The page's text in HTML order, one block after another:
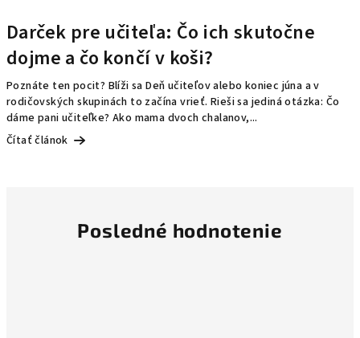
Darček pre učiteľa: Čo ich skutočne
dojme a čo končí v koši?
Poznáte ten pocit? Blíži sa Deň učiteľov alebo koniec júna a v
rodičovských skupinách to začína vrieť. Rieši sa jediná otázka: Čo
dáme pani učiteľke? Ako mama dvoch chalanov,...
Čítať článok
Posledné hodnotenie